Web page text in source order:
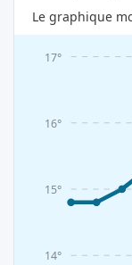
Le graphique
14°
15°
16°
17°